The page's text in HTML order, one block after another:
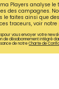
Players analyse le
des campagnes.
le faites ainsi que
traceurs, voir notre
vous envoyer votre
de désabonnement intégré
de notreCharte de